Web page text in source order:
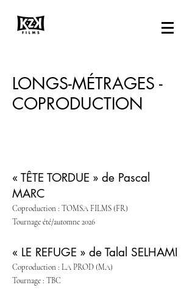
LONGS-MÉTRAGES -
COPRODUCTION
« TÊTE TORDUE » de Pascal
MARC
Coproduction : TOMSA FILMS (FR)
Tournage été/automne 2026
« LE REFUGE » de Talal SELHAMI
Coproduction : LA PROD (MA)
Tournage : TBC